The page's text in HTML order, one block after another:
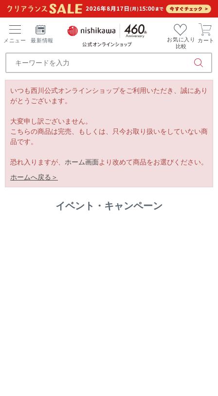
メニュー 最新情報
お気に入り
比較
カート
いつも西川公式オンラインショップをご利用いただき、誠にあり
がとうございます。
大変申し訳ございません。
こちらの商品は完売、もしくは、只今お取り扱いをしていない商
品です。
恐れ入りますが、 ホーム画面より改めて商品をお選びください。
ホームへ戻る＞
イベント・キャンペーン